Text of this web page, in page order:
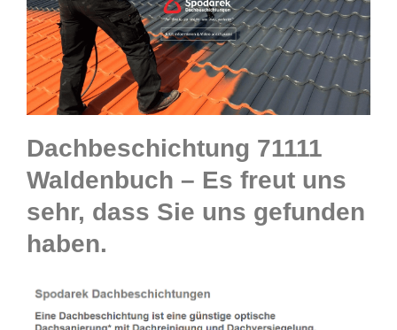
Dachbeschichtung 71111
Waldenbuch – Es freut uns
sehr, dass Sie uns gefunden
haben.